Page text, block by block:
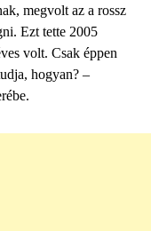
megvolt az a rossz
Ezt tette 2005
volt. Csak éppen
hogyan? –